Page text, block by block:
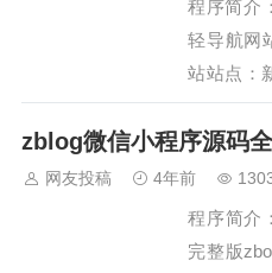
数，建议
置清晰易
程序简介
轻导航网
站站点：
url为网站
QQ填写
的LOGO
网站关
网…
zblog微信小程序源码
网友投稿 4年前
程序简介
完整版